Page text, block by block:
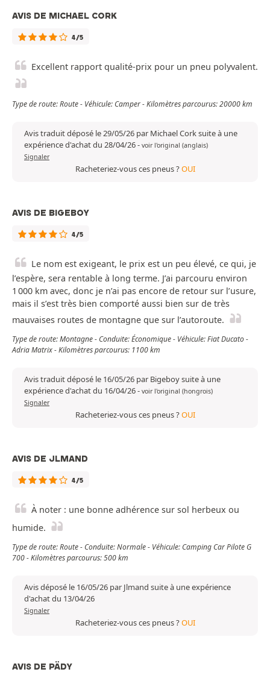
AVIS DE MICHAEL CORK
4/5
Excellent rapport qualité-prix pour un pneu polyvalent.
Type de route: Route - Véhicule: Camper - Kilomètres parcourus: 20000 km
Avis traduit déposé le 29/05/26 par Michael Cork suite à une
expérience d'achat du 28/04/26- voir l'original (anglais)
Signaler
Racheteriez-vous ces pneus ?OUI
AVIS DE BIGEBOY
4/5
Le nom est exigeant, le prix est un peu élevé, ce qui, je
l’espère, sera rentable à long terme. J’ai parcouru environ
1 000 km avec, donc je n’ai pas encore de retour sur l’usure,
mais il s’est très bien comporté aussi bien sur de très
mauvaises routes de montagne que sur l’autoroute.
Type de route: Montagne - Conduite: Économique - Véhicule: Fiat Ducato -
Adria Matrix - Kilomètres parcourus: 1100 km
Avis traduit déposé le 16/05/26 par Bigeboy suite à une
expérience d'achat du 16/04/26- voir l'original (hongrois)
Signaler
Racheteriez-vous ces pneus ?OUI
AVIS DE JLMAND
4/5
À noter : une bonne adhérence sur sol herbeux ou
humide.
Type de route: Route - Conduite: Normale - Véhicule: Camping Car Pilote G
700 - Kilomètres parcourus: 500 km
Avis déposé le 16/05/26 par Jlmand suite à une expérience
d'achat du 13/04/26
Signaler
Racheteriez-vous ces pneus ?OUI
AVIS DE PÄDY